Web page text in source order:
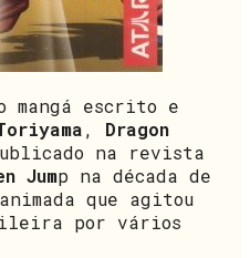
mangá escrito e
, Dragon
na revista
Jump na década de
que agitou
por vários